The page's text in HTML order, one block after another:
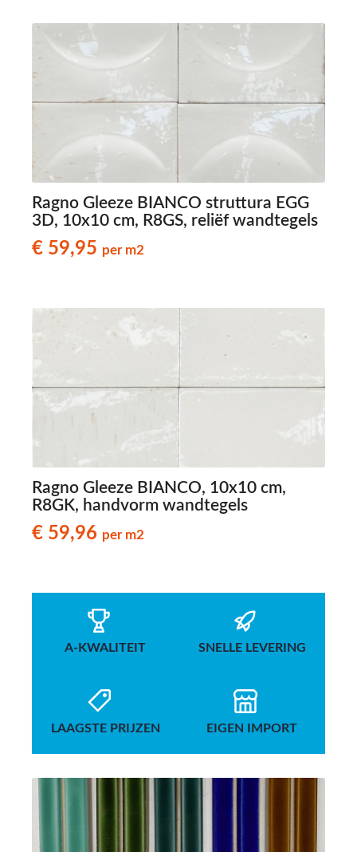
Ragno Gleeze BIANCO struttura EGG
3D, 10x10 cm, R8GS, reliëf wandtegels
€ 59,95 per m2
Ragno Gleeze BIANCO, 10x10 cm,
R8GK, handvorm wandtegels
€ 59,96 per m2
A-KWALITEIT SNELLE LEVERING
LAAGSTE PRIJZEN EIGEN IMPORT